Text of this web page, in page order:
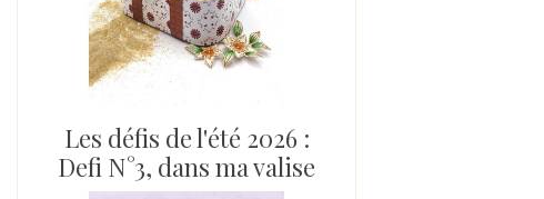
Les défis de l'été 2026 :
Defi N°3, dans ma valise